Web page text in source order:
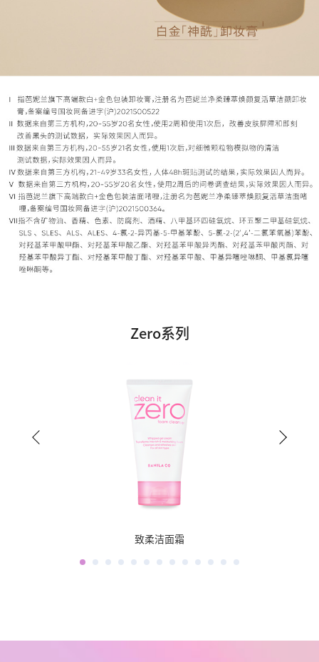
Zero系列
致柔洁面霜
芭妮兰净柔B5卸妆洁颜湿巾
净柔臻萃焕颜复活草洁面啫喱
全新净柔卸妆水
小粉罐PRO
小黄罐PRO
舒缓修红PRO
小绿罐PRO
次抛卸妆膏胶囊（全系列）
次抛卸妆膏胶囊（经典款）
绿奶盖洁面
净柔舒缓眼唇卸妆巾
净柔舒缓眼唇卸妆液